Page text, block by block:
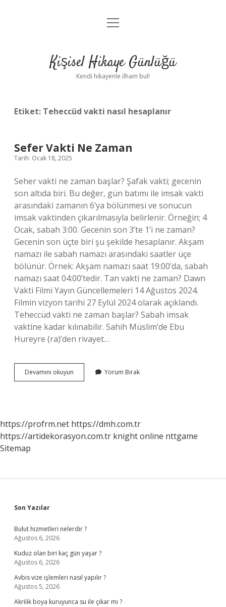
Anasayfa
Yasal Uyarı
menüyü
Kişisel Hikaye Günlüğü
Kendi hikayenle ilham bul!
Etiket: Teheccüd vakti nasıl hesaplanır
Sefer Vakti Ne Zaman
Tarih: Ocak 18, 2025
Seher vakti ne zaman başlar? Şafak vakti; gecenin
son altıda biri. Bu değer, gün batımı ile imsak vakti
arasındaki zamanın 6’ya bölünmesi ve sonucun
imsak vaktinden çıkarılmasıyla belirlenir. Örneğin; 4
Ocak, sabah 3:00. Gecenin son 3’te 1’i ne zaman?
Gecenin son üçte biri şu şekilde hesaplanır. Akşam
namazı ile sabah namazı arasındaki saatler üçe
bölünür. Örnek: Akşam namazı saat 19:00’da, sabah
namazı saat 04:00’tedir. Tan vakti ne zaman? Dawn
Vakti Filmi Yayın Güncellemeleri 14 Ağustos 2024.
Filmin vizyon tarihi 27 Eylül 2024 olarak açıklandı.
Teheccüd vakti ne zaman başlar? Sabah imsak
vaktine kadar kılınabilir. Sahih Müslim’de Ebu
Hureyre (ra)’den rivayet…
Devamını okuyun
Vakti
Yorum Bırak
https://profrm.net https://dmh.com.tr
https://artidekorasyon.com.tr knight online nttgame
Sitemap
Sidebar
Son Yazılar
Bulut hizmetleri nelerdir ?
Ağustos 6, 2026
Kuduz olan biri kaç gün yaşar ?
Ağustos 6, 2026
Avbis vize işlemleri nasıl yapılır ?
Ağustos 5, 2026
Akrilik boya kuruyunca su ile çıkar mı ?